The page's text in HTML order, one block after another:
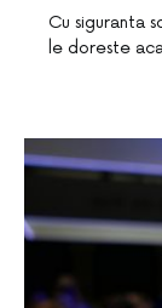
Cu siguranta
le doreste